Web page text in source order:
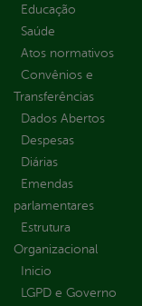
Educação
Saúde
Atos normativos
Convênios e
Transferências
Dados Abertos
Despesas
Diárias
Emendas
parlamentares
Estrutura
Organizacional
Inicio
LGPD e Governo